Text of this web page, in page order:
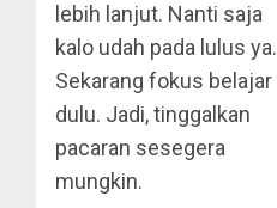
lebih lanjut. Nanti saja
kalo udah pada lulus ya.
Sekarang fokus belajar
dulu. Jadi, tinggalkan
pacaran sesegera
mungkin.